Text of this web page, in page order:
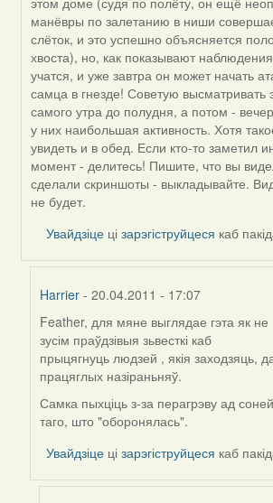
манёвры по залетанию в ниши
слёток, и это успешно объясняется
хвоста), но, как показывают
учатся, и уже завтра он может начать
самца в гнезде! Советую высматривать
самого утра до полудня, а потом -
у них наибольшая активность. Хотя
увидеть и в обед. Если кто-то заметил
момент - делитесь! Пишите, что вы
сделали скриншоты - выкладывайте.
не будет.
Увайдзіце цізарэгіструйцеся каб
Harrier - 20.04.2011 - 17:07
In
reply
to
by
Feather
Feather, для мяне выглядае гэта як не
зусім праўдзівыя зьвесткі каб
прыцягнуць людзей , якія заходзяць,
працяглых назіраньняў.
Самка пыхціць з-за перагрэву ад
таго, што "оборонялась".
Увайдзіце цізарэгіструйцеся каб